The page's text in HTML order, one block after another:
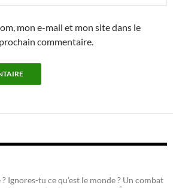
mon e-mail et mon site dans le
commentaire.
Ignores-tu ce qu’est le monde ? Un combat